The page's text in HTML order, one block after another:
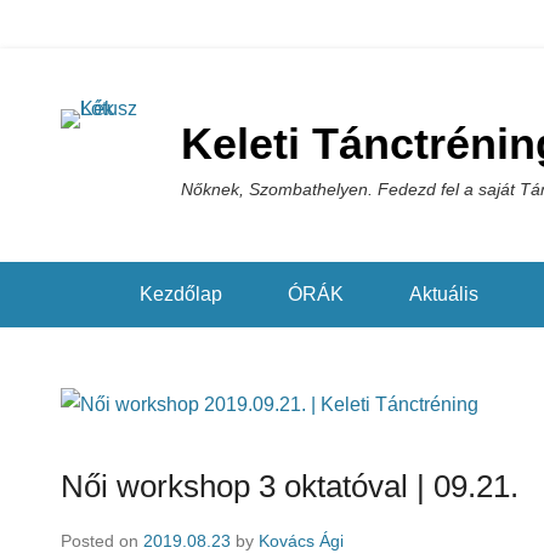
Keleti
Nőknek, Szombathelyen. Fedezd fel a saját
Kezdőlap ÓRÁK Aktuális
Női workshop 3 oktatóval | 09.21.
Posted on 2019.08.23 by Kovács Ági